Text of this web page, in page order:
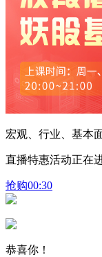
宏观、行业、基本
直播特惠活动正在
抢购00:30
恭喜你！